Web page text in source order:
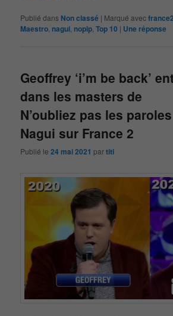
Publié dans Non classé | Marqué avecfrance2
Maestro nagui noplp ,Top 10 | Une réponse
Geoffrey ‘i’m be back’
dans les masters de
N’oubliez pas les
Nagui sur France 2
Publié le24 mai 2021 partiti